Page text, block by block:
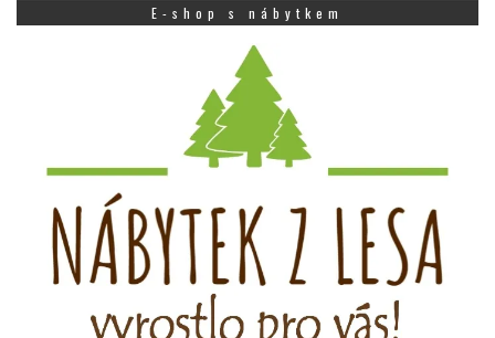
E-shop s nábytkem